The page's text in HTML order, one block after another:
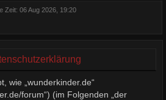
Zeit: 06 Aug 2026, 19:20
wie „wunderkinder.de“
forum“) (im Folgenden „der